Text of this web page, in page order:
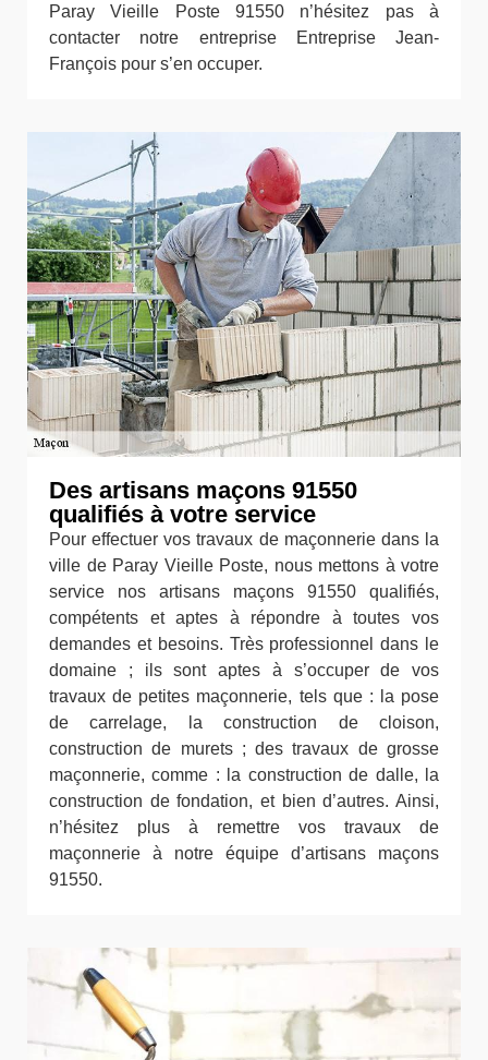
Paray Vieille Poste 91550 n’hésitez pas à
contacter notre entreprise Entreprise Jean-
François pour s’en occuper.
Des artisans maçons 91550
qualifiés à votre service
Pour effectuer vos travaux de maçonnerie dans la
ville de Paray Vieille Poste, nous mettons à votre
service nos artisans maçons 91550 qualifiés,
compétents et aptes à répondre à toutes vos
demandes et besoins. Très professionnel dans le
domaine ; ils sont aptes à s’occuper de vos
travaux de petites maçonnerie, tels que : la pose
de carrelage, la construction de cloison,
construction de murets ; des travaux de grosse
maçonnerie, comme : la construction de dalle, la
construction de fondation, et bien d’autres. Ainsi,
n’hésitez plus à remettre vos travaux de
maçonnerie à notre équipe d’artisans maçons
91550.